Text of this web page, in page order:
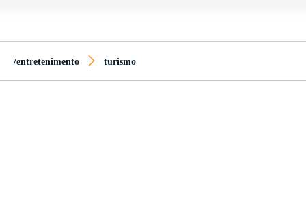
/entretenimento turismo